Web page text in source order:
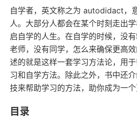
自学者，英文称之为 autodidact，
人。大部分人都会在某个时刻走出
启自学的人生。在自学的时候，没
老师，没有同学，怎么来确保更高
述的就是这样一套学习方法论，用
习和自学方法。除此之外，书中还
技来帮助学习的方法，助你成为一个
目录